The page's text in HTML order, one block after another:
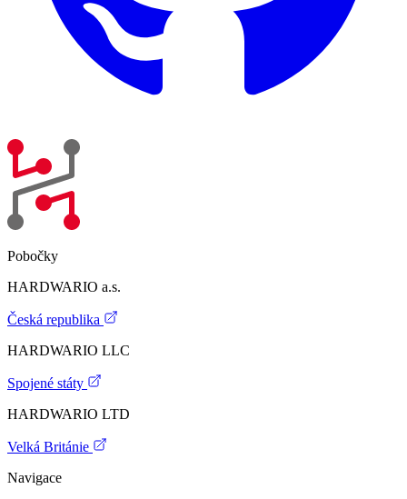
Pobočky
HARDWARIO a.s.
Česká republika
HARDWARIO LLC
Spojené státy
HARDWARIO LTD
Velká Británie
Navigace